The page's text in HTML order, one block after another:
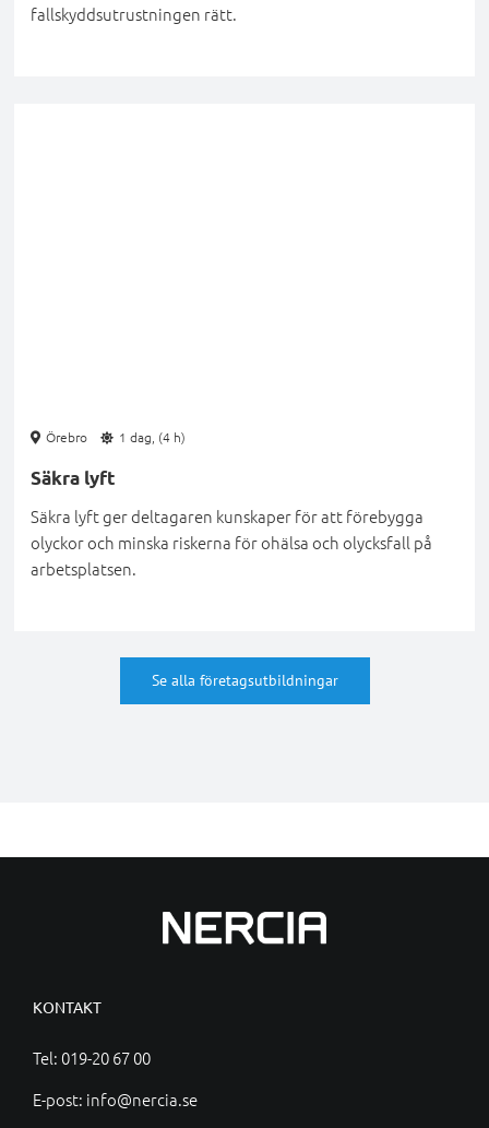
fallskyddsutrustningen rätt.
Örebro 1 dag, (4 h)
Säkra lyft
Säkra lyft ger deltagaren kunskaper för att förebygga
olyckor och minska riskerna för ohälsa och olycksfall på
arbetsplatsen.
Se alla företagsutbildningar
KONTAKT
Tel: 019-20 67 00
E-post: info@nercia.se